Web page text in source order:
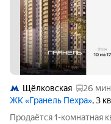
Щёлковская
26
ЖК «Гранель Пехра», 3
Продаётся 1-комнатная